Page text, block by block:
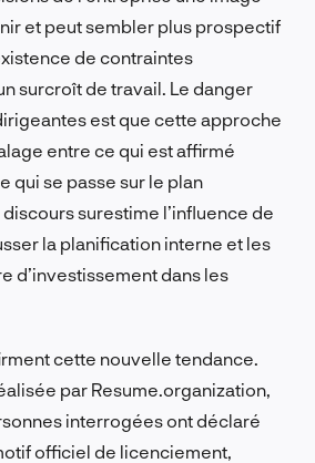
et peut sembler plus prospectif
de contraintes
surcroît de travail. Le danger
est que cette approche
entre ce qui est affirmé
qui se passe sur le plan
surestime l’influence de
la planification interne et les
d’investissement dans les
cette nouvelle tendance.
par Resume.organization,
interrogées ont déclaré
officiel de licenciement,